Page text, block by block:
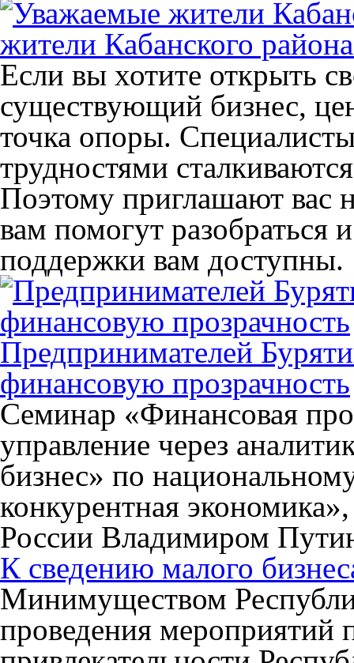
жители Кабанского
Если вы хотите открыть
существующий бизнес,
точка опоры.
трудностями
Поэтому приглашают вас
вам помогут разобраться
поддержки вам доступны.
Предпринимателей
финансовую прозрачность
Семинар «Финансовая
управление через
бизнес» по
конкурентная
России Владимиром
К сведению малого
Минимуществом
проведения